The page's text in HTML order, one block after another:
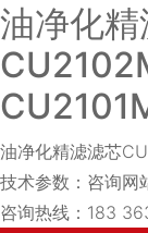
油净化
油净化精滤滤芯
技术参数：咨询网
咨询热线：183